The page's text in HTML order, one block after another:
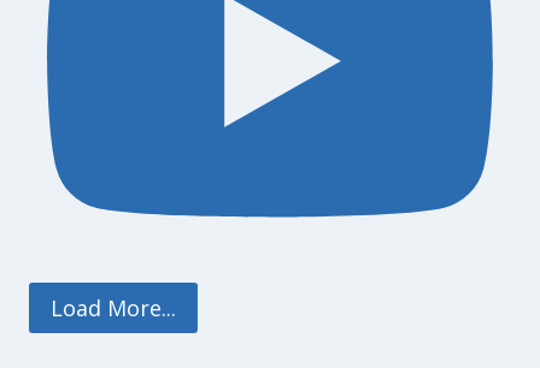
Load More...